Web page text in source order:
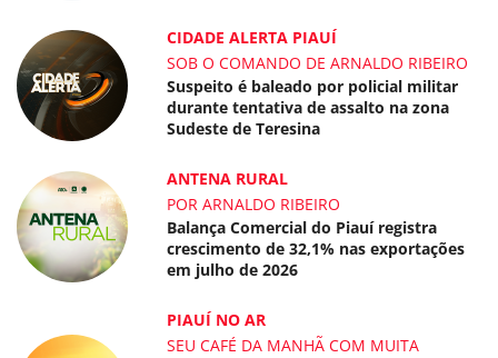
CIDADE ALERTA PIAUÍ
SOB O COMANDO DE ARNALDO RIBEIRO
Suspeito é baleado por policial militar
durante tentativa de assalto na zona
Sudeste de Teresina
ANTENA RURAL
POR ARNALDO RIBEIRO
Balança Comercial do Piauí registra
crescimento de 32,1% nas exportações
em julho de 2026
PIAUÍ NO AR
SEU CAFÉ DA MANHÃ COM MUITA